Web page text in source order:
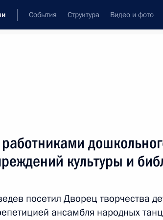
События Структура Видео и фото
Показать следующие материалы
социальными работниками семей,
возможностями здоровья
культуры и
посетил Дворец творчества
ансамбля народных